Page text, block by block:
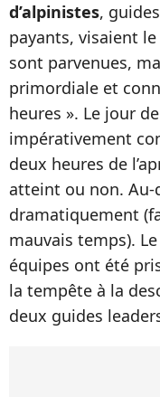
d’alpinistes,
payants, visaient le
sont parvenues,
primordiale et
heures ». Le jour
impérativement
deux heures de
atteint ou non.
dramatiquement
mauvais temps).
équipes ont été
la tempête à la
deux guides